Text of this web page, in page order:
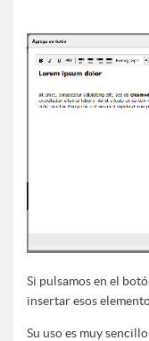
Si pulsamos en el
insertar esos
Su uso es muy